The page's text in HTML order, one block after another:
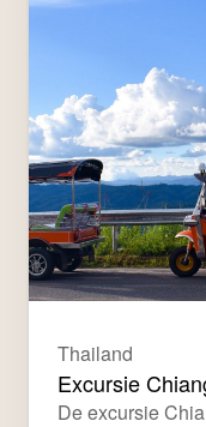
Thailand
Excursie
De excursie